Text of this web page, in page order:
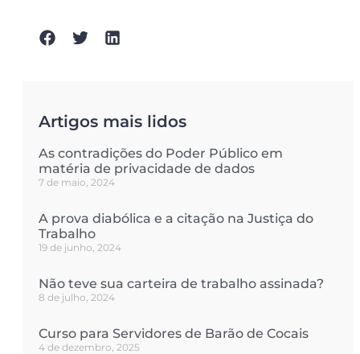
Artigos mais lidos
As contradições do Poder Público em
matéria de privacidade de dados
7 de maio, 2024
A prova diabólica e a citação na Justiça do
Trabalho
19 de junho, 2024
Não teve sua carteira de trabalho assinada?
8 de julho, 2024
Curso para Servidores de Barão de Cocais
4 de dezembro, 2025